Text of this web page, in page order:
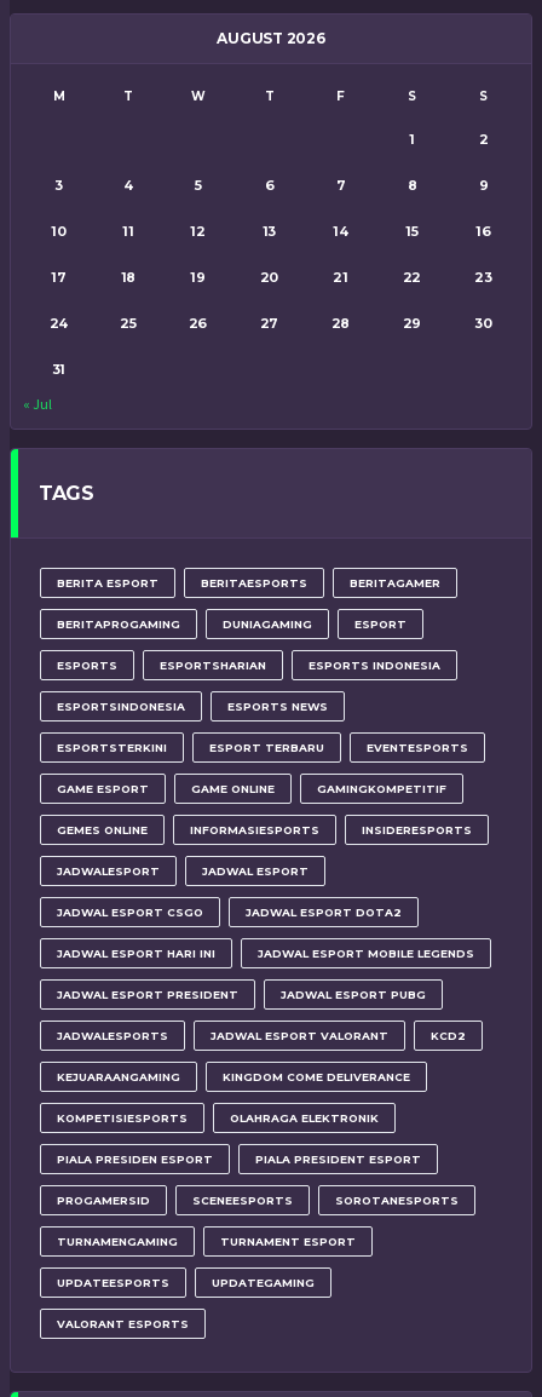
AUGUST 2026
M T W T F S S
1 2
3 4 5 6 7 8 9
10 11 12 13 14 15 16
17 18 19 20 21 22 23
24 25 26 27 28 29 30
31
« Jul
TAGS
BERITA ESPORT BERITAESPORTS BERITAGAMER
BERITAPROGAMING DUNIAGAMING ESPORT
ESPORTS ESPORTSHARIAN ESPORTS INDONESIA
ESPORTSINDONESIA ESPORTS NEWS
ESPORTSTERKINI ESPORT TERBARU EVENTESPORTS
GAME ESPORT GAME ONLINE GAMINGKOMPETITIF
GEMES ONLINE INFORMASIESPORTS INSIDERESPORTS
JADWALESPORT JADWAL ESPORT
JADWAL ESPORT CSGO JADWAL ESPORT DOTA2
JADWAL ESPORT HARI INI JADWAL ESPORT MOBILE LEGENDS
JADWAL ESPORT PRESIDENT JADWAL ESPORT PUBG
JADWALESPORTS JADWAL ESPORT VALORANT KCD2
KEJUARAANGAMING KINGDOM COME DELIVERANCE
KOMPETISIESPORTS OLAHRAGA ELEKTRONIK
PIALA PRESIDEN ESPORT PIALA PRESIDENT ESPORT
PROGAMERSID SCENEESPORTS SOROTANESPORTS
TURNAMENGAMING TURNAMENT ESPORT
UPDATEESPORTS UPDATEGAMING
VALORANT ESPORTS